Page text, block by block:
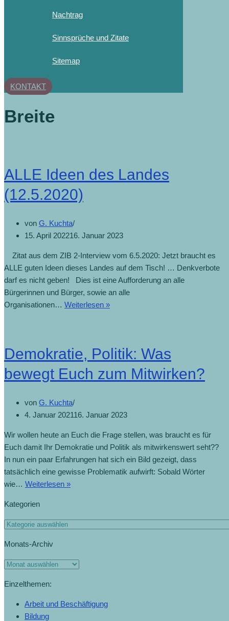
Nachtrag
Sinnsprüche und Zitate
Sitemap
KONTAKT
Breite
ALLE Ideen des Landes
(12.5.2020)
von G. Kuchta
15. April 202216. Januar 2023
Zitat aus dem ZIB 2-Interview vom 6.5.2020: Jetzt braucht es
ALLE guten Ideen dieses Landes auf dem Tisch! … Denkverbote
darf es nicht geben! Dies ist eine Aufforderung an alle
Bürgerinnen und Bürger, sowie an alle
Organisationen… Weiterlesen »
Demokratie, Politik: Was
bewegt Euch zum Mitwirken?
von G. Kuchta
4. Januar 202116. Januar 2023
Wir wollen heute an Euch die Frage stellen, was braucht es für
Euch damit Ihr Demokratie und Politik als mitwirkenswert seht??
In nun ein paar Erfahrungen hat sich ein Bild gezeigt, dass
tatsächlich eine gewisse Problematik aufwirft: Sobald Wörter
wie… Weiterlesen »
Kategorien
Monats-Archiv
Einzelthemen:
Arbeit und Beschäftigung
Bildung